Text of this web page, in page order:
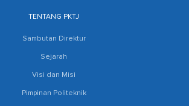
TENTANG PKTJ
Sambutan Direktur
Sejarah
Visi dan Misi
Pimpinan Politeknik